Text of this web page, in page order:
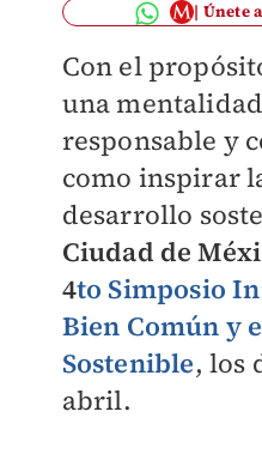
Únete
Con el
una
responsable y
como inspirar
desarrollo
Ciudad de
4to Simposio
Bien Común y
Sostenible, los
abril.